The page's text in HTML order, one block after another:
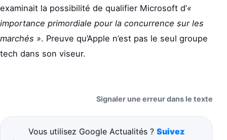
examinait la possibilité de qualifier Microsoft d’«
importance primordiale pour la concurrence sur les
marchés ». Preuve qu’Apple n’est pas le seul groupe
tech dans son viseur.
Signaler une erreur dans le texte
Vous utilisez Google Actualités ? Suivez